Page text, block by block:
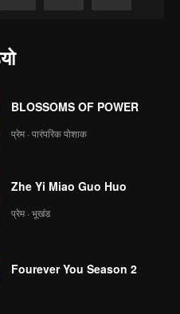
BLOSSOMS OF POWER
प्रेम · पारंपरिक पोशाक
Zhe Yi Miao Guo Huo
प्रेम · भूखंड
Fourever You Season 2